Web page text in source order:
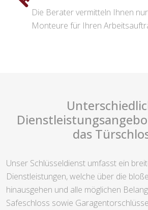
Die Berater vermitteln Ihnen
Monteure für Ihren
das
Unser Schlüsseldienst umfasst ein
Dienstleistungen, welche über die
hinausgehen und alle möglichen
Safeschloss sowie